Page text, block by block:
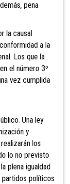
pena
la causal
a la
Los que la
el número 3º
vez cumplida
Una ley
y
los
lo no previsto
plena igualdad
políticos